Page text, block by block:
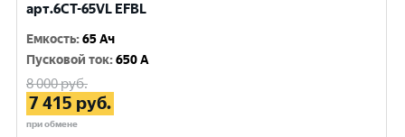
арт.6СТ-65VL EFBL
Емкость:65 Ач
Пусковой ток:650 A
8 000руб.
7 415 руб.
при обмене